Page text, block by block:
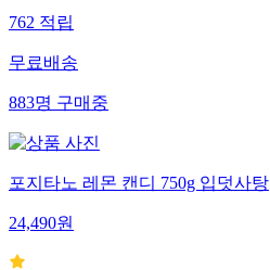
762적립
무료배송
883명구매중
포지타노 레몬 캔디 750g 입덧사탕
24,490원